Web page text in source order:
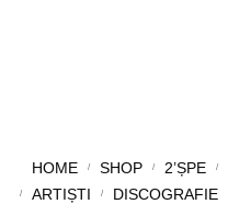
HOME SHOP 2’ȘPE
ARTIȘTI
DISCOGRAFIE